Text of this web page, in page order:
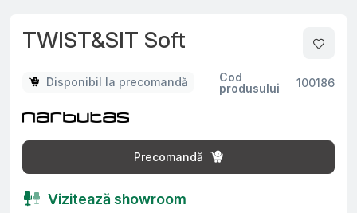
TWIST&SIT Soft
Disponibil la precomandă
Cod
produsului
100186
Precomandă
Vizitează showroom